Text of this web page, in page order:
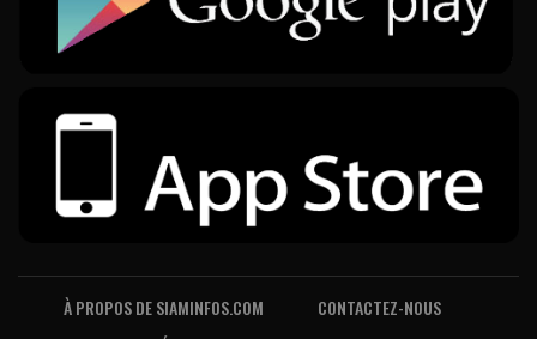
À PROPOS DE SIAMINFOS.COM
CONTACTEZ-NOUS